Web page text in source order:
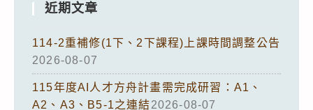
近期文章
114-2重補修(1下、2下課程)上課時間調整公告
2026-08-07
115年度AI人才方舟計畫需完成研習：A1、
A2、A3、B5-1之連結2026-08-07